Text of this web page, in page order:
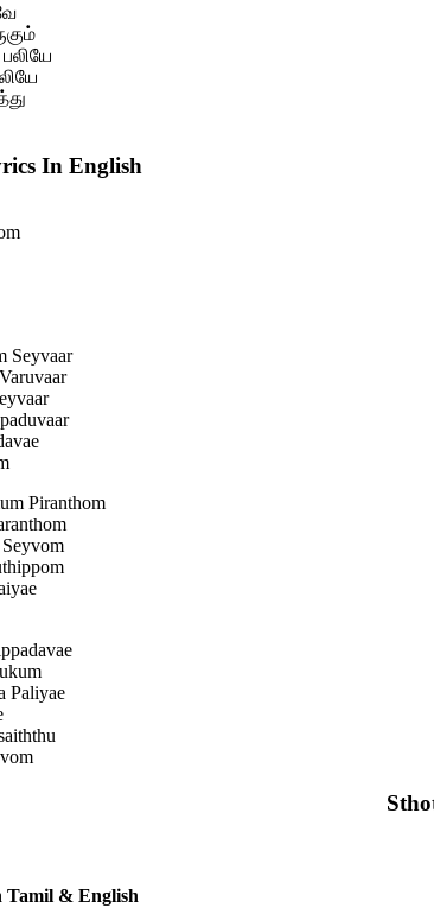
In English
Seyvaar
Piranthom
Paliyae
Tamil & English